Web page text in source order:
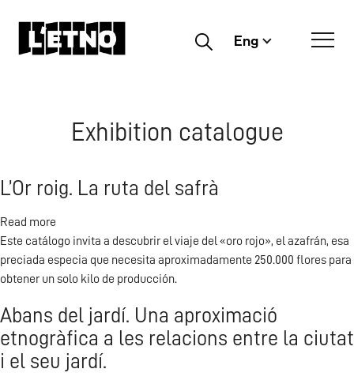
Buscar Eng
Exhibition catalogue
L’Or roig. La ruta del safrà
Read more
L’Or
roig.
La
del
safrà
Este catálogo invita a descubrir el viaje del «oro rojo», el azafrán, esa
preciada especia que necesita aproximadamente 250.000 flores para
obtener un solo kilo de producción.
Abans del jardí. Una aproximació
etnogràfica a les relacions entre la ciutat
i el seu jardí.